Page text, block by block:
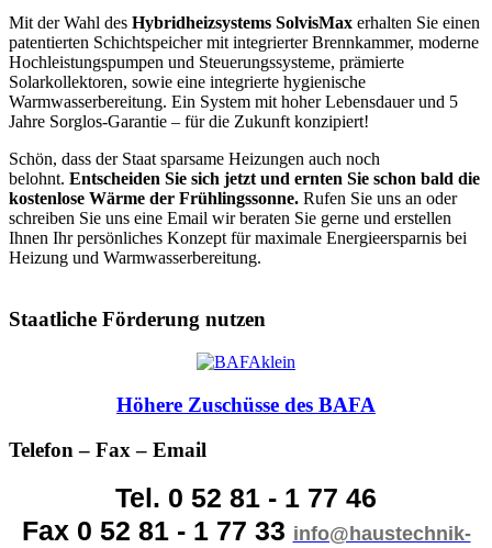
Mit der Wahl des Hybridheizsystems SolvisMax erhalten Sie einen
patentierten Schichtspeicher mit integrierter Brennkammer, moderne
Hochleistungspumpen und Steuerungssysteme, prämierte
Solarkollektoren, sowie eine integrierte hygienische
Warmwasserbereitung. Ein System mit hoher Lebensdauer und 5
Jahre Sorglos-Garantie – für die Zukunft konzipiert!
Schön, dass der Staat sparsame Heizungen auch noch
belohnt. Entscheiden Sie sich jetzt und ernten Sie schon bald die
kostenlose Wärme der Frühlingssonne. Rufen Sie uns an oder
schreiben Sie uns eine Email wir beraten Sie gerne und erstellen
Ihnen Ihr persönliches Konzept für maximale Energieersparnis bei
Heizung und Warmwasserbereitung.
Staatliche Förderung nutzen
Höhere Zuschüsse des BAFA
Telefon – Fax – Email
Tel. 0 52 81 - 1 77 46
Fax 0 52 81 - 1 77 33 info@haustechnik-